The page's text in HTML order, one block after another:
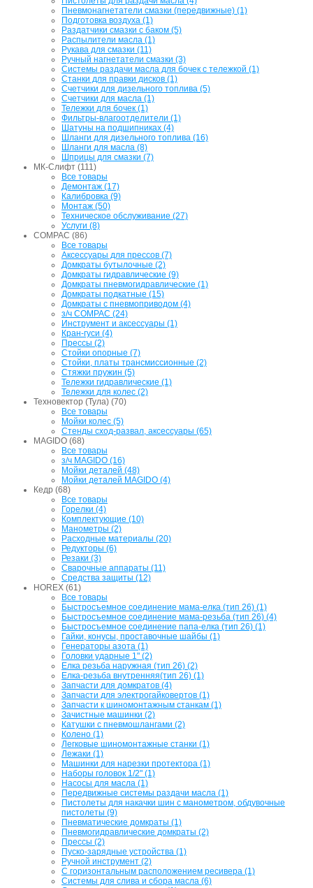
Пневмонагнетатели смазки (передвижные) (1)
Подготовка воздуха (1)
Раздатчики смазки с баком (5)
Распылители масла (1)
Рукава для смазки (11)
Ручный нагнетатели смазки (3)
Системы раздачи масла для бочек с тележкой (1)
Станки для правки дисков (1)
Счетчики для дизельного топлива (5)
Счетчики для масла (1)
Тележки для бочек (1)
Фильтры-влагоотделители (1)
Шатуны на подшипниках (4)
Шланги для дизельного топлива (16)
Шланги для масла (8)
Шприцы для смазки (7)
МК-Слифт (111)
Все товары
Демонтаж (17)
Калибровка (9)
Монтаж (50)
Техническое обслуживание (27)
Услуги (8)
COMPAC (86)
Все товары
Аксессуары для прессов (7)
Домкраты бутылочные (2)
Домкраты гидравлические (9)
Домкраты пневмогидравлические (1)
Домкраты подкатные (15)
Домкраты с пневмоприводом (4)
з/ч COMPAC (24)
Инструмент и аксессуары (1)
Кран-гуси (4)
Прессы (2)
Стойки опорные (7)
Стойки, платы трансмиссионные (2)
Стяжки пружин (5)
Тележки гидравлические (1)
Тележки для колес (2)
Техновектор (Тула) (70)
Все товары
Мойки колес (5)
Стенды сход-развал, аксессуары (65)
MAGIDO (68)
Все товары
з/ч MAGIDO (16)
Мойки деталей (48)
Мойки деталей MAGIDO (4)
Кедр (68)
Все товары
Горелки (4)
Комплектующие (10)
Манометры (2)
Расходные материалы (20)
Редукторы (6)
Резаки (3)
Сварочные аппараты (11)
Средства защиты (12)
HOREX (61)
Все товары
Быстросъемное соединение мама-елка (тип 26) (1)
Быстросъемное соединение мама-резьба (тип 26) (4)
Быстросъемное соединение папа-елка (тип 26) (1)
Гайки, конусы, проставочные шайбы (1)
Генераторы азота (1)
Головки ударные 1" (2)
Елка резьба наружная (тип 26) (2)
Елка-резьба внутренняя(тип 26) (1)
Запчасти для домкратов (4)
Запчасти для электрогайковертов (1)
Запчасти к шиномонтажным станкам (1)
Зачистные машинки (2)
Катушки с пневмошлангами (2)
Колено (1)
Легковые шиномонтажные станки (1)
Лежаки (1)
Машинки для нарезки протектора (1)
Наборы головок 1/2" (1)
Насосы для масла (1)
Передвижные системы раздачи масла (1)
Пистолеты для накачки шин с манометром, обдувочные
пистолеты (9)
Пневматические домкраты (1)
Пневмогидравлические домкраты (2)
Прессы (2)
Пуско-зарядные устройства (1)
Ручной инструмент (2)
С горизонтальным расположением ресивера (1)
Системы для слива и сбора масла (6)